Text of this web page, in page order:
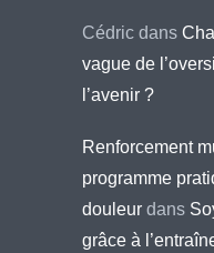
Cédric dans
vague de
l’avenir ?
Renforcement
programme
douleur dans
grâce à